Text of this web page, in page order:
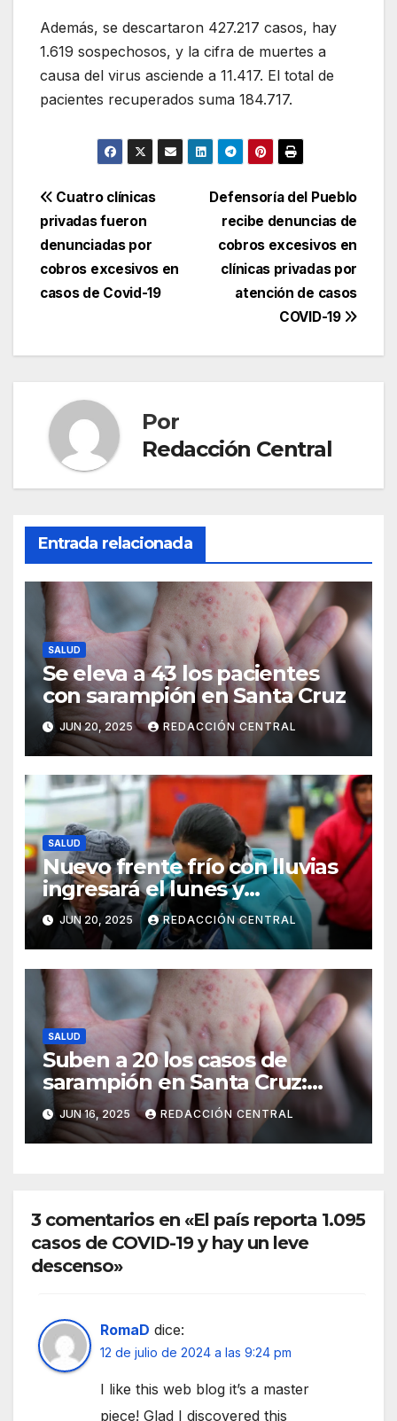
Además, se descartaron 427.217 casos, hay
1.619 sospechosos, y la cifra de muertes a
causa del virus asciende a 11.417. El total de
pacientes recuperados suma 184.717.
Navegación
de
entradas
Defensoría del Pueblo
recibe denuncias de
cobros excesivos en
clínicas privadas por
atención de casos
COVID-19
Cuatro clínicas
privadas fueron
denunciadas por
cobros excesivos en
casos de Covid-19
Por
Redacción Central
Entrada relacionada
SALUD
Se eleva a 43 los pacientes
con sarampión en Santa Cruz
JUN 20, 2025 REDACCIÓN CENTRAL
SALUD
Nuevo frente frío con lluvias
ingresará el lunes y
continuarán los vientos en el
altiplano y valles
JUN 20, 2025 REDACCIÓN CENTRAL
SALUD
Suben a 20 los casos de
sarampión en Santa Cruz:
Salud intensifica la
vacunación
JUN 16, 2025 REDACCIÓN CENTRAL
3 comentarios en «El país reporta 1.095
casos de COVID-19 y hay un leve
descenso»
RomaD dice:
12 de julio de 2024 a las 9:24 pm
I like this web blog it’s a master
piece! Glad I discovered this